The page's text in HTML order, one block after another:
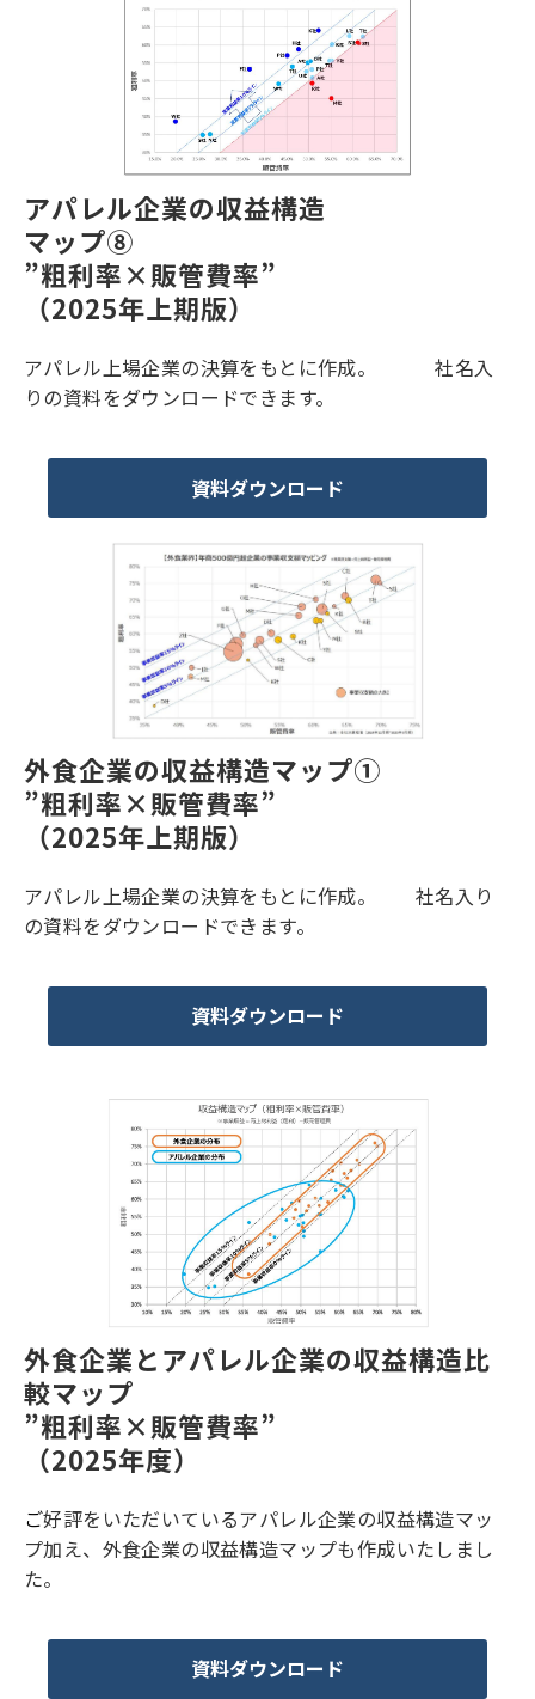
アパレル企業の収益構造
マップ⑧
”粗利率×販管費率”
（2025年上期版）
アパレル上場企業の決算をもとに作成。 社名入
りの資料をダウンロードできます。
資料ダウンロード
外食企業の収益構造マップ①
”粗利率×販管費率”
（2025年上期版）
アパレル上場企業の決算をもとに作成。 社名入り
の資料をダウンロードできます。
資料ダウンロード
外食企業とアパレル企業の収益構造比
較マップ
”粗利率×販管費率”
（2025年度）
ご好評をいただいているアパレル企業の収益構造マッ
プ加え、外食企業の収益構造マップも作成いたしまし
た。
資料ダウンロード